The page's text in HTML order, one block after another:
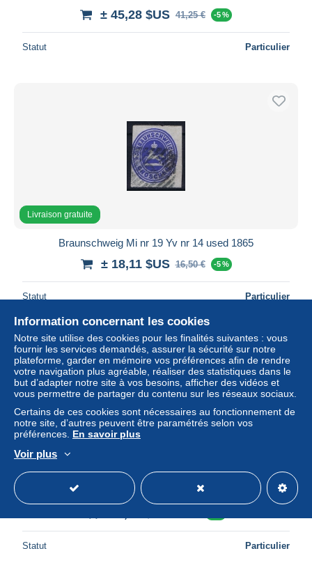
± 45,28 $US 41,25 € -5 %
Statut Particulier
Livraison gratuite
Braunschweig Mi nr 19 Yv nr 14 used 1865
± 18,11 $US 16,50 € -5 %
Statut Particulier
Braunschweig Mi nr 7 Yv nr 8 used 1853
Statut Particulier
Information concernant les cookies
Notre site utilise des cookies pour les finalités suivantes : vous
fournir les services demandés, assurer la sécurité sur notre
plateforme, garder en mémoire vos préférences afin de rendre
votre navigation plus agréable, réaliser des statistiques dans le
but d’adapter notre site à vos besoins, afficher des vidéos et
vous permettre de partager du contenu sur les réseaux sociaux.
Certains de ces cookies sont nécessaires au fonctionnement de
notre site, d’autres peuvent être paramétrés selon vos
préférences. En savoir plus
Voir plus